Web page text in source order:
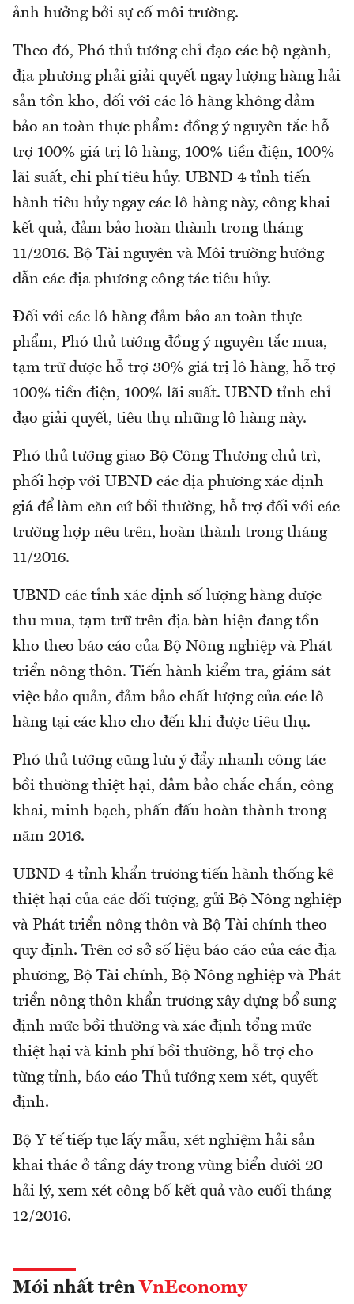
ảnh hưởng bởi sự cố môi trường.
Theo đó, Phó thủ tướng chỉ đạo các bộ ngành,
địa phương phải giải quyết ngay lượng hàng hải
sản tồn kho, đối với các lô hàng không đảm
bảo an toàn thực phẩm: đồng ý nguyên tắc hỗ
trợ 100% giá trị lô hàng, 100% tiền điện, 100%
lãi suất, chi phí tiêu hủy. UBND 4 tỉnh tiến
hành tiêu hủy ngay các lô hàng này, công khai
kết quả, đảm bảo hoàn thành trong tháng
11/2016. Bộ Tài nguyên và Môi trường hướng
dẫn các địa phương công tác tiêu hủy.
Đối với các lô hàng đảm bảo an toàn thực
phẩm, Phó thủ tướng đồng ý nguyên tắc mua,
tạm trữ được hỗ trợ 30% giá trị lô hàng, hỗ trợ
100% tiền điện, 100% lãi suất. UBND tỉnh chỉ
đạo giải quyết, tiêu thụ những lô hàng này.
Phó thủ tướng giao Bộ Công Thương chủ trì,
phối hợp với UBND các địa phương xác định
giá để làm căn cứ bồi thường, hỗ trợ đối với các
trường hợp nêu trên, hoàn thành trong tháng
11/2016.
UBND các tỉnh xác định số lượng hàng được
thu mua, tạm trữ trên địa bàn hiện đang tồn
kho theo báo cáo của Bộ Nông nghiệp và Phát
triển nông thôn. Tiến hành kiểm tra, giám sát
việc bảo quản, đảm bảo chất lượng của các lô
hàng tại các kho cho đến khi được tiêu thụ.
Phó thủ tướng cũng lưu ý đẩy nhanh công tác
bồi thường thiệt hại, đảm bảo chắc chắn, công
khai, minh bạch, phấn đấu hoàn thành trong
năm 2016.
UBND 4 tỉnh khẩn trương tiến hành thống kê
thiệt hại của các đối tượng, gửi Bộ Nông nghiệp
và Phát triển nông thôn và Bộ Tài chính theo
quy định. Trên cơ sở số liệu báo cáo của các địa
phương, Bộ Tài chính, Bộ Nông nghiệp và Phát
triển nông thôn khẩn trương xây dựng bổ sung
định mức bồi thường và xác định tổng mức
thiệt hại và kinh phí bồi thường, hỗ trợ cho
từng tỉnh, báo cáo Thủ tướng xem xét, quyết
định.
Bộ Y tế tiếp tục lấy mẫu, xét nghiệm hải sản
khai thác ở tầng đáy trong vùng biển dưới 20
hải lý, xem xét công bố kết quả vào cuối tháng
12/2016.
Mới nhất trên VnEconomy